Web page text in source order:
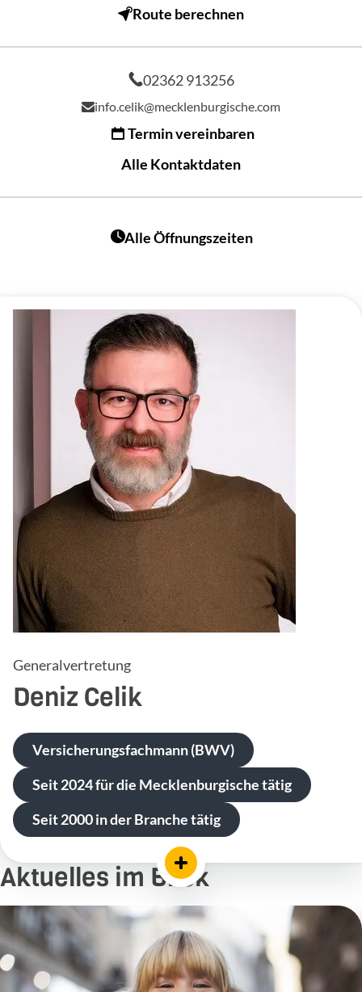
Route berechnen
02362 913256
info.celik@mecklenburgische.com
Termin vereinbaren
Alle Kontaktdaten
Alle Öffnungszeiten
Generalvertretung
DenizCelik
Versicherungsfachmann (BWV)
Seit 2024 für die Mecklenburgische tätig
Seit 2000 in der Branche tätig
Aktuelles im Blick